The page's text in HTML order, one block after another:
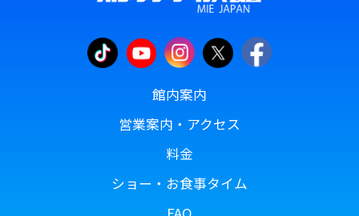
館内案内
営業案内・アクセス
料金
ショー・お食事タイム